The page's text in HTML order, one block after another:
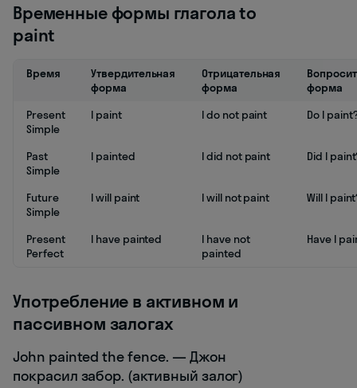
Временные формы глагола to
paint
Время
Утвердительная
форма
Отрицательная
форма
форма
Present
Simple
I paint I do not paint Do I
Past
Simple
I painted I did not paint Did I
Future
Simple
I will paint I will not paint Will I
Present
Perfect
I have painted
I have not
painted
Have I
Употребление в активном и
пассивном залогах
John painted the fence. — Джон
покрасил забор. (активный залог)